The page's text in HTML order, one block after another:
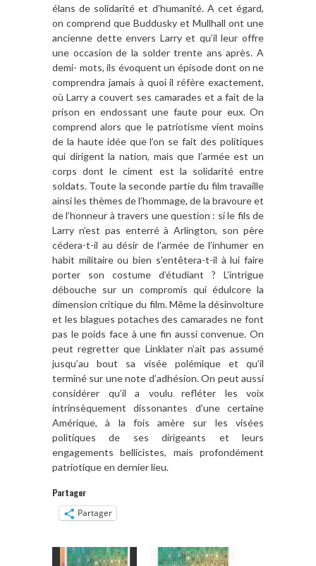
élans de solidarité et d’humanité. A cet égard,
on comprend que Buddusky et Mullhall ont une
ancienne dette envers Larry et qu’il leur offre
une occasion de la solder trente ans après. A
demi- mots, ils évoquent un épisode dont on ne
comprendra jamais à quoi il réfère exactement,
où Larry a couvert ses camarades et a fait de la
prison en endossant une faute pour eux. On
comprend alors que le patriotisme vient moins
de la haute idée que l’on se fait des politiques
qui dirigent la nation, mais que l’armée est un
corps dont le ciment est la solidarité entre
soldats. Toute la seconde partie du film travaille
ainsi les thèmes de l’hommage, de la bravoure et
de l’honneur à travers une question : si le fils de
Larry n’est pas enterré à Arlington, son père
cédera-t-il au désir de l’armée de l’inhumer en
habit militaire ou bien s’entêtera-t-il à lui faire
porter son costume d’étudiant ? L’intrigue
débouche sur un compromis qui édulcore la
dimension critique du film. Même la désinvolture
et les blagues potaches des camarades ne font
pas le poids face à une fin aussi convenue. On
peut regretter que Linklater n’ait pas assumé
jusqu’au bout sa visée polémique et qu’il
terminé sur une note d’adhésion. On peut aussi
considérer qu’il a voulu refléter les voix
intrinsèquement dissonantes d’une certaine
Amérique, à la fois amère sur les visées
politiques de ses dirigeants et leurs
engagements bellicistes, mais profondément
patriotique en dernier lieu.
Partager
Partager